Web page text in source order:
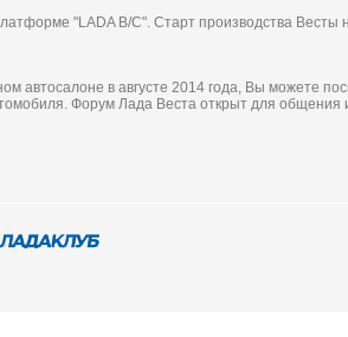
"LADA B/C". Старт производства Весты
автосалоне в августе 2014 года, Вы можете
Форум Лада Веста открыт для